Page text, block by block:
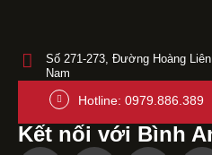
Số 271-273, Đường Hoàng
Nam
Hotline: 0979.886.389
Kết nối với Bình